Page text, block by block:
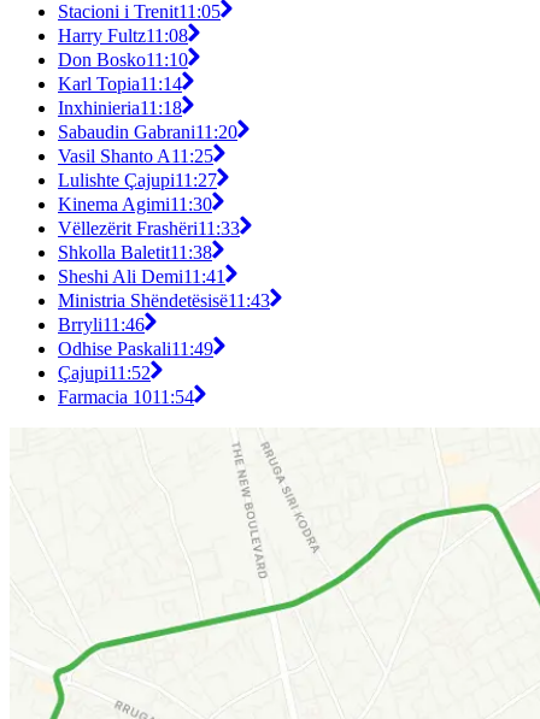
Stacioni i Trenit11:05
Harry Fultz11:08
Don Bosko11:10
Karl Topia11:14
Inxhinieria11:18
Sabaudin Gabrani11:20
Vasil Shanto A11:25
Lulishte Çajupi11:27
Kinema Agimi11:30
Vëllezërit Frashëri11:33
Shkolla Baletit11:38
Sheshi Ali Demi11:41
Ministria Shëndetësisë11:43
Brryli11:46
Odhise Paskali11:49
Çajupi11:52
Farmacia 1011:54